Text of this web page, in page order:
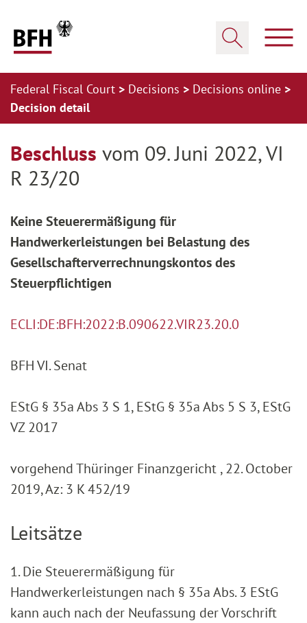
Federal Fiscal Court Decisions
Decisions online
Decision detail
Beschluss vom 09. Juni 2022, VI
R 23/20
Keine Steuerermäßigung für
Handwerkerleistungen bei Belastung des
Gesellschafterverrechnungskontos des
Steuerpflichtigen
ECLI:DE:BFH:2022:B.090622.VIR23.20.0
BFH VI. Senat
EStG § 35a Abs 3 S 1, EStG § 35a Abs 5 S 3, EStG
VZ 2017
vorgehend Thüringer Finanzgericht , 22. October
2019, Az: 3 K 452/19
Leitsätze
1. Die Steuerermäßigung für
Handwerkerleistungen nach § 35a Abs. 3 EStG
kann auch nach der Neufassung der Vorschrift